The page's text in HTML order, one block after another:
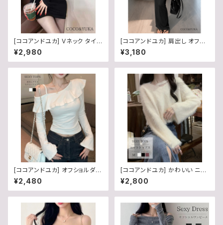
[ココアンドユカ] Vネック タイト
ワンピース ミニ セクシー リブニ
ット 胸あき 谷間 強調 オフショ
ルダー ミニワンピ 長袖 ボディ
8W6
¥2,980
[ココアンドユカ] 肩出し オフシ
ョルダー セクシー ロング タイト
マキシ ワンピース 半袖 ボディ
コン 夏 レディース
¥3,180
[ココアンドユカ] オフショルダー
かわいい フリル 肩出し トップス
レディース 長袖 タイト カットソ
ー スリット 袖 春 夏 秋 白 B0H
¥2,480
[ココアンドユカ] かわいい ニッ
ト トップス Vネック 胸元 カット
デザイン 長袖 セクシー フレア
スリーブ レディース B0G322K
¥2,800